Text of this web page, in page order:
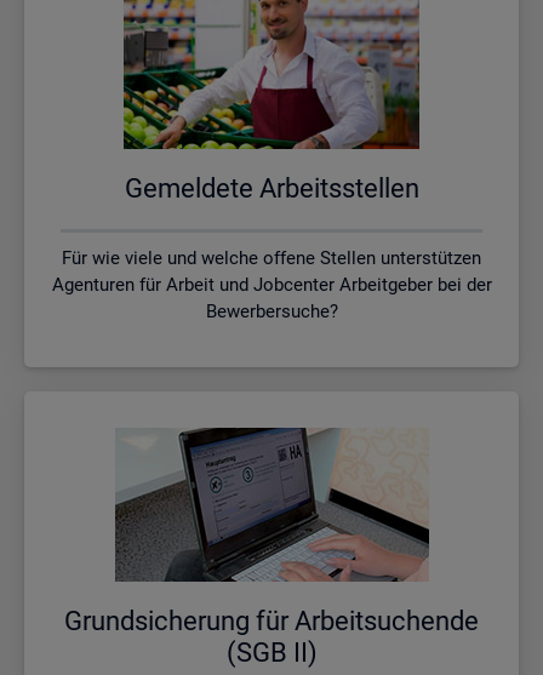
Ge­mel­de­te Ar­beits­stel­len
Für wie viele und welche offene Stellen unterstützen
Agenturen für Arbeit und Jobcenter Arbeitgeber bei der
Bewerbersuche?
Grund­si­che­rung für Ar­beit­su­chen­de
(SGB II)